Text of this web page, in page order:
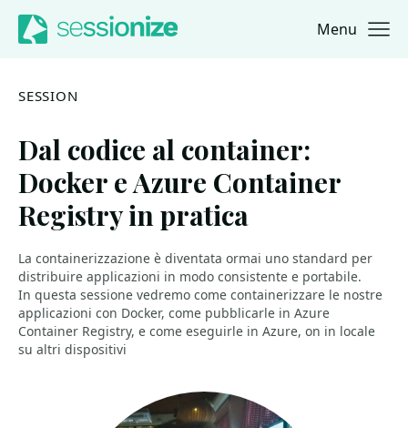
Jump to navigation
Jump to content Menu
SESSION
Dal codice al container:
Docker e Azure Container
Registry in pratica
La containerizzazione è diventata ormai uno standard per
distribuire applicazioni in modo consistente e portabile.
In questa sessione vedremo come containerizzare le nostre
applicazioni con Docker, come pubblicarle in Azure
Container Registry, e come eseguirle in Azure, on in locale
su altri dispositivi